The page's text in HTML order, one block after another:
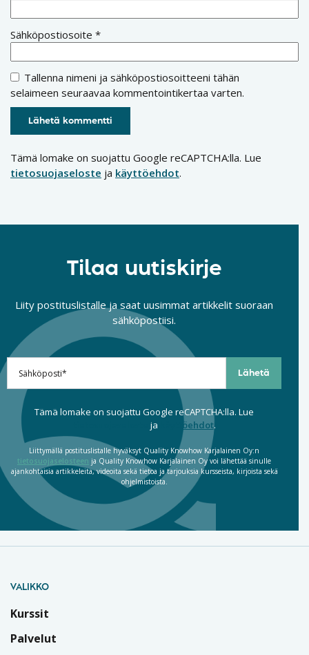
Sähköpostiosoite *
Tallenna nimeni ja sähköpostiosoitteeni tähän
selaimeen seuraavaa kommentointikertaa varten.
Tämä lomake on suojattu Google reCAPTCHA:lla. Lue
tietosuojaseloste ja käyttöehdot.
Tilaa uutiskirje
Liity postituslistalle ja saat uusimmat artikkelit suoraan
sähköpostiisi.
Tämä lomake on suojattu Google reCAPTCHA:lla. Lue
ja käyttöehdot.
Liittymällä postituslistalle hyväksyt Quality Knowhow Karjalainen Oy:n
tietosuojaselosteen ja Quality Knowhow Karjalainen Oy voi lähettää sinulle
ajankohtaisia artikkeleita, videoita sekä tietoa ja tarjouksia kursseista, kirjoista sekä
ohjelmistoista.
VALIKKO
Kurssit
Palvelut